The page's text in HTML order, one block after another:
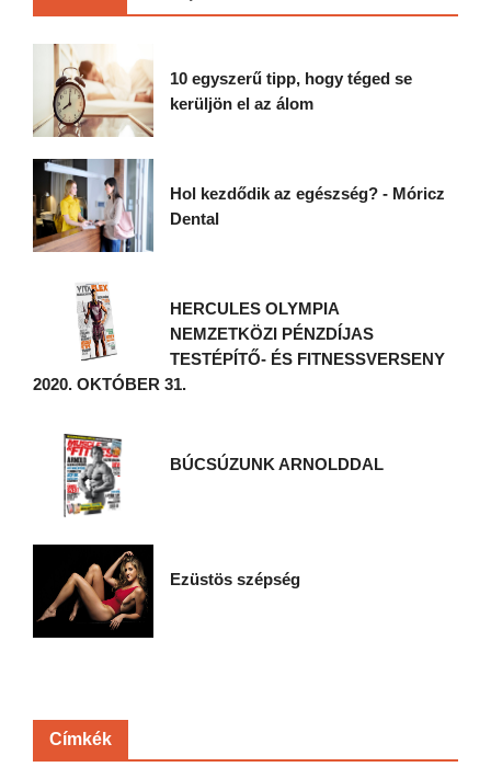
10 egyszerű tipp, hogy téged se
kerüljön el az álom
Hol kezdődik az egészség? - Móricz
Dental
HERCULES OLYMPIA
NEMZETKÖZI PÉNZDÍJAS
TESTÉPÍTŐ- ÉS FITNESSVERSENY
2020. OKTÓBER 31.
BÚCSÚZUNK ARNOLDDAL
Ezüstös szépség
Címkék